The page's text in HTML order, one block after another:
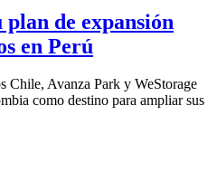
de expansión
en Perú
Chile, Avanza Park y WeStorage
como destino para ampliar sus